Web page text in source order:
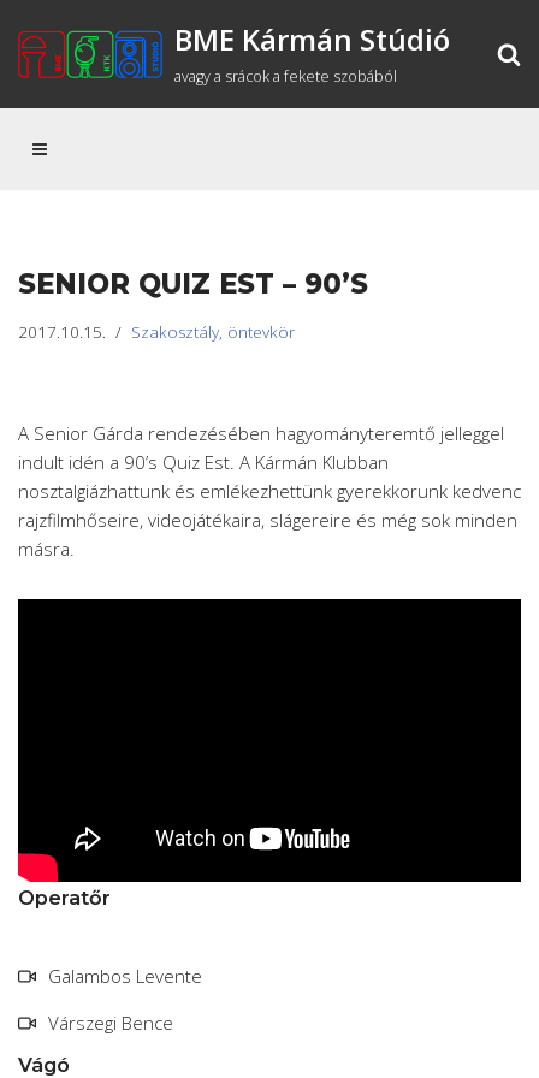
Skip
BME Kármán Stúdió
avagy a srácok a fekete szobából
SENIOR QUIZ EST – 90’S
2017.10.15. Szakosztály, öntevkör
A Senior Gárda rendezésében hagyományteremtő jelleggel
indult idén a 90’s Quiz Est. A Kármán Klubban
nosztalgiázhattunk és emlékezhettünk gyerekkorunk kedvenc
rajzfilmhőseire, videojátékaira, slágereire és még sok minden
másra.
Operatőr
Galambos Levente
Várszegi Bence
Vágó